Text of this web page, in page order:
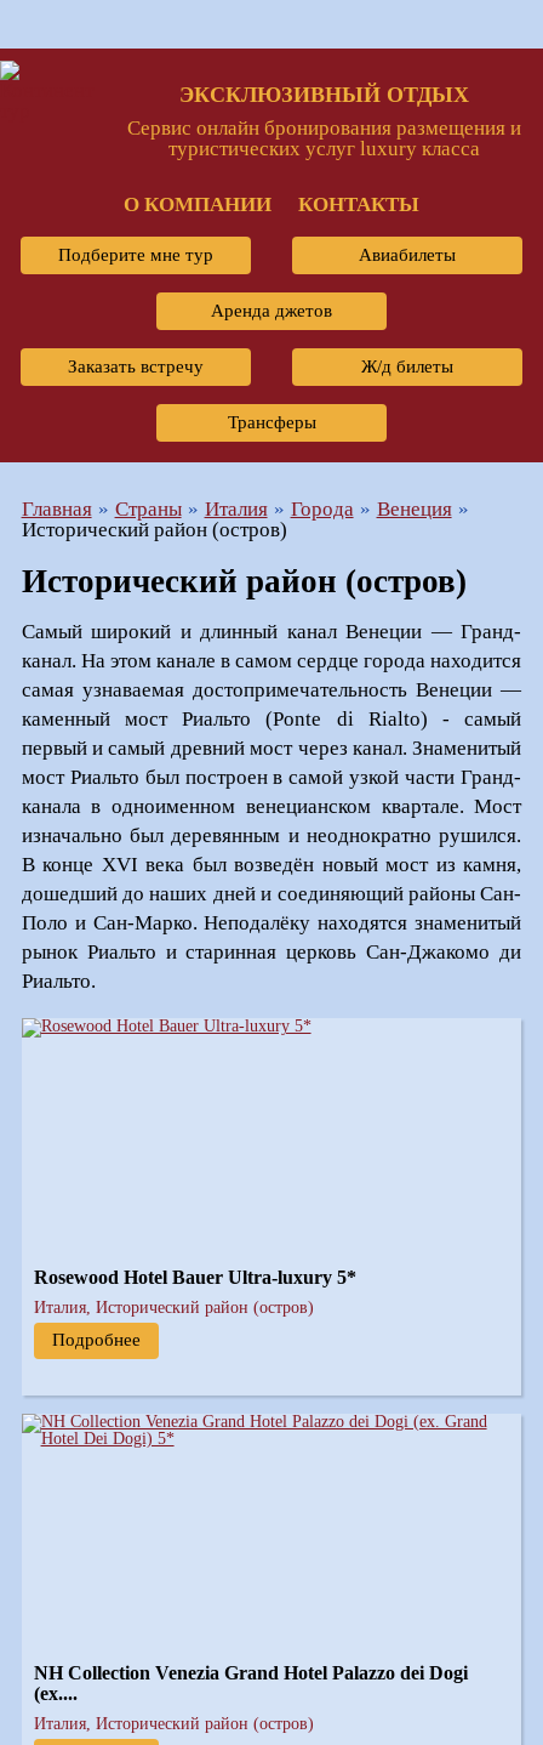
ЭКСКЛЮЗИВНЫЙ ОТДЫХ
Сервис онлайн бронирования размещения и
туристических услуг luxury класса
О КОМПАНИИ КОНТАКТЫ
Подберите мне тур Авиабилеты
Аренда джетов
Заказать встречу Ж/д билеты
Трансферы
Главная Страны Италия Города
Венеция
Исторический район (остров)
Исторический район (остров)
Самый широкий и длинный канал Венеции — Гранд-
канал. На этом канале в самом сердце города находится
самая узнаваемая достопримечательность Венеции —
каменный мост Риальто (Ponte di Rialto) - самый
первый и самый древний мост через канал. Знаменитый
мост Риальто был построен в самой узкой части Гранд-
канала в одноименном венецианском квартале. Мост
изначально был деревянным и неоднократно рушился.
В конце XVI века был возведён новый мост из камня,
дошедший до наших дней и соединяющий районы Сан-
Поло и Сан-Марко. Неподалёку находятся знаменитый
рынок Риальто и старинная церковь Сан-Джакомо ди
Риальто.
Rosewood Hotel Bauer Ultra-luxury 5*
Италия, Исторический район (остров)
Подробнее
NH Collection Venezia Grand Hotel Palazzo dei Dogi
(ex....
Италия, Исторический район (остров)